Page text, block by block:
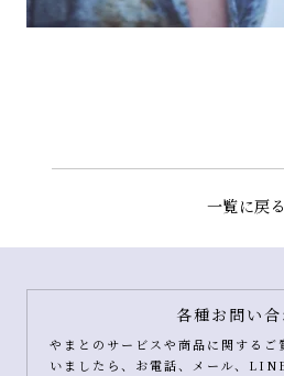
一覧に戻る
各種お問い合
やまとのサービスや商品に関するご
いましたら、お電話、メール、